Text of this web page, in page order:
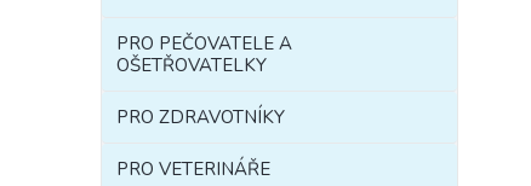
PRO PEČOVATELE A
OŠETŘOVATELKY
PRO ZDRAVOTNÍKY
PRO VETERINÁŘE